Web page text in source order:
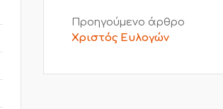
Προηγούμενο άρθρο
Χριστός Ευλογών